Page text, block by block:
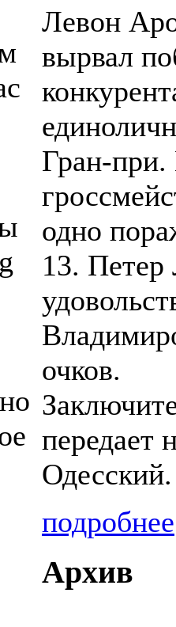
Левон
вырвал
Гран-при.
одно
13.
очков.
передает
Одесский.
подробнее
Архив